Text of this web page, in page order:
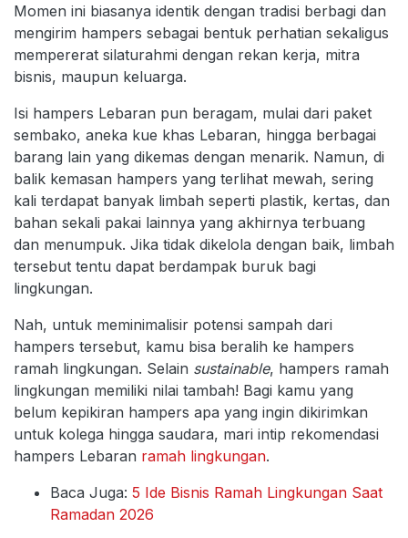
Momen ini biasanya identik dengan tradisi berbagi dan
mengirim hampers sebagai bentuk perhatian sekaligus
mempererat silaturahmi dengan rekan kerja, mitra
bisnis, maupun keluarga.
Isi hampers Lebaran pun beragam, mulai dari paket
sembako, aneka kue khas Lebaran, hingga berbagai
barang lain yang dikemas dengan menarik. Namun, di
balik kemasan hampers yang terlihat mewah, sering
kali terdapat banyak limbah seperti plastik, kertas, dan
bahan sekali pakai lainnya yang akhirnya terbuang
dan menumpuk. Jika tidak dikelola dengan baik, limbah
tersebut tentu dapat berdampak buruk bagi
lingkungan.
Nah, untuk meminimalisir potensi sampah dari
hampers tersebut, kamu bisa beralih ke hampers
ramah lingkungan. Selain sustainable, hampers ramah
lingkungan memiliki nilai tambah! Bagi kamu yang
belum kepikiran hampers apa yang ingin dikirimkan
untuk kolega hingga saudara, mari intip rekomendasi
hampers Lebaran ramah lingkungan.
Baca Juga: 5 Ide Bisnis Ramah Lingkungan Saat
Ramadan 2026